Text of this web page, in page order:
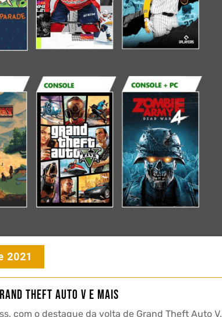
2021
Theft Auto V e mais
com o destaque da volta de Grand Theft Auto V.